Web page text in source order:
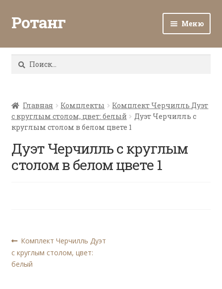
Ротанг Меню
Каталог
Все о ротанге
Ротанг оптом
Найти:
Главная Комплекты
Комплект Черчилль Дуэт
с круглым столом, цвет: белый
Дуэт Черчилль с
круглым столом в белом цвете 1
Дуэт Черчилль с круглым
столом в белом цвете 1
Навигация
по
Предыдущая
запись:
Комплект Черчилль Дуэт
с круглым столом, цвет:
белый